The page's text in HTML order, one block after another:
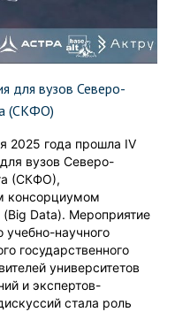
для вузов Северо-
(СКФО)
2025 года прошла IV
вузов Северо-
(СКФО),
консорциумом
Data). Мероприятие
учебно-научного
государственного
университетов
и экспертов-
стала роль